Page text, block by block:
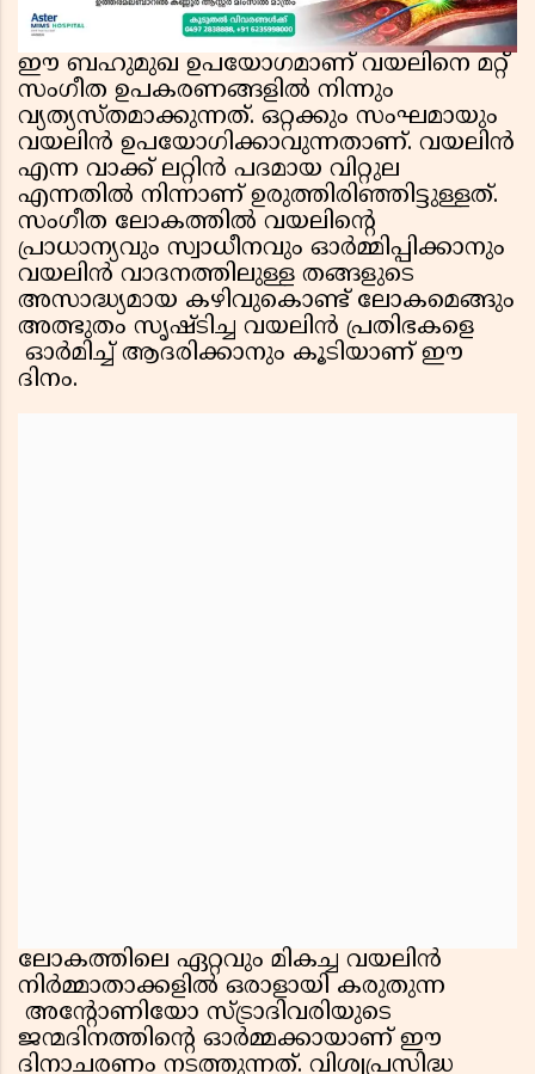
ഈ ബഹുമുഖ ഉപയോഗമാണ് വയലിനെ മറ്റ്
സംഗീത ഉപകരണങ്ങളിൽ നിന്നും
വ്യത്യസ്തമാക്കുന്നത്. ഒറ്റക്കും സംഘമായും
വയലിൻ ഉപയോഗിക്കാവുന്നതാണ്. വയലിൻ
എന്ന വാക്ക് ലറ്റിൻ പദമായ വിറ്റുല
എന്നതിൽ നിന്നാണ് ഉരുത്തിരിഞ്ഞിട്ടുള്ളത്.
സംഗീത ലോകത്തിൽ വയലിന്റെ
പ്രാധാന്യവും സ്വാധീനവും ഓർമ്മിപ്പിക്കാനും
വയലിൻ വാദനത്തിലുള്ള തങ്ങളുടെ
അസാദ്ധ്യമായ കഴിവുകൊണ്ട് ലോകമെങ്ങും
അത്ഭുതം സൃഷ്ടിച്ച വയലിൻ പ്രതിഭകളെ
ഓർമിച്ച് ആദരിക്കാനും കൂടിയാണ് ഈ
ദിനം.
ലോകത്തിലെ ഏറ്റവും മികച്ച വയലിൻ
നിർമ്മാതാക്കളിൽ ഒരാളായി കരുതുന്ന
അന്റോണിയോ സ്ട്രാദിവരിയുടെ
ജന്മദിനത്തിന്റെ ഓർമ്മക്കായാണ് ഈ
ദിനാചരണം നടത്തുന്നത്. വിശ്വപ്രസിദ്ധ